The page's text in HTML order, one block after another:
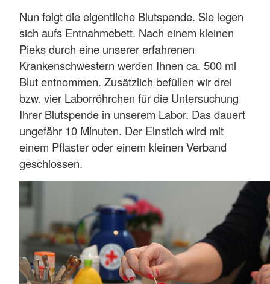
Nun folgt die eigentliche Blutspende. Sie legen
sich aufs Entnahmebett. Nach einem kleinen
Pieks durch eine unserer erfahrenen
Krankenschwestern werden Ihnen ca. 500 ml
Blut entnommen. Zusätzlich befüllen wir drei
bzw. vier Laborröhrchen für die Untersuchung
Ihrer Blutspende in unserem Labor. Das dauert
ungefähr 10 Minuten. Der Einstich wird mit
einem Pflaster oder einem kleinen Verband
geschlossen.